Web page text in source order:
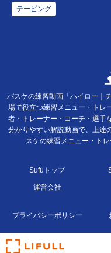
テーピング
バスケの練習動画「ハイロー｜
場で役立つ練習メニュー・トレ
者・トレーナー・コーチ・選手
分かりやすい解説動画で、上達
スケの練習メニュー・ト
Sufuトップ
運営会社
プライバシーポリシー